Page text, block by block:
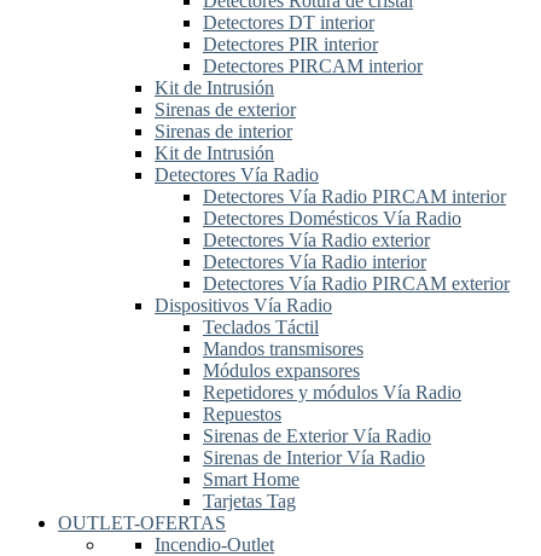
Detectores DT interior
Detectores PIR interior
Detectores PIRCAM interior
Kit de Intrusión
Sirenas de exterior
Sirenas de interior
Kit de Intrusión
Detectores Vía Radio
Detectores Vía Radio PIRCAM interior
Detectores Domésticos Vía Radio
Detectores Vía Radio exterior
Detectores Vía Radio interior
Detectores Vía Radio PIRCAM exterior
Dispositivos Vía Radio
Teclados Táctil
Mandos transmisores
Módulos expansores
Repetidores y módulos Vía Radio
Repuestos
Sirenas de Exterior Vía Radio
Sirenas de Interior Vía Radio
Smart Home
Tarjetas Tag
OUTLET-OFERTAS
Incendio-Outlet